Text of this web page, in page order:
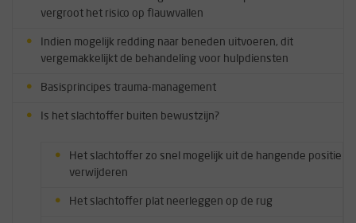
vergroot het risico op flauwvallen
Indien mogelijk redding naar beneden uitvoeren, dit
vergemakkelijkt de behandeling voor hulpdiensten
Basisprincipes trauma-management
Is het slachtoffer buiten bewustzijn?
Het slachtoffer zo snel mogelijk uit de hangende positie
verwijderen
Het slachtoffer plat neerleggen op de rug